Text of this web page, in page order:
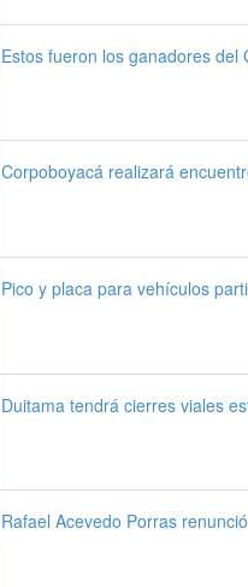
Estos fueron los ganadores
Corpoboyacá realizará
Pico y placa para vehículos
Duitama tendrá cierres viales
Rafael Acevedo Porras